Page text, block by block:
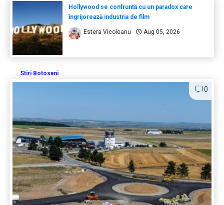
Hollywood se confruntă cu un paradox care
îngrijorează industria de film
Estera Vicoleanu Aug 05, 2026
Stiri Botosani
0